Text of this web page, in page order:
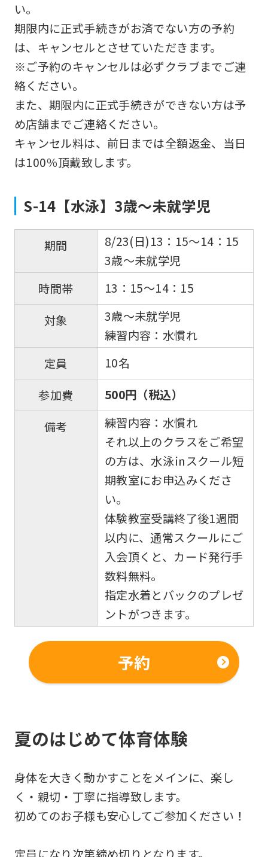
い。
期限内に正式手続きがお済でない方の予約
は、キャンセルとさせていただきます。
※ご予約のキャンセルは必ずクラブまでご連
絡ください。
また、期限内に正式手続きができない方は予
め店舗までご連絡ください。
キャンセル料は、前日までは全額返金、当日
は100％頂戴致します。
S-14【水泳】3歳～未就学児
期間
8/23(日)13：15～14：15
3歳～未就学児
時間帯
13：15～14：15
対象
3歳～未就学児
練習内容：水慣れ
定員
10名
参加費
500円（税込）
備考
練習内容：水慣れ
それ以上のクラスをご希望
の方は、水泳㏌スクール短
期教室にお申込みくださ
い。
体験教室受講終了後1週間
以内に、通常スクールにご
入会頂くと、カード発行手
数料無料。
指定水着とバックのプレゼ
ントがつきます。
予約
夏のはじめて体育体験
身体を大きく動かすことをメインに、楽し
く・親切・丁寧に指導致します。
初めてのお子様も安心してご参加ください！
For
foreigners
Central
Sports
official
website
is
translated
into
English.
Click
the
link
below
(start
automatic
translation)
to
return
to
the
top
page.
However,
use
automatic
translation
service,
Japanese